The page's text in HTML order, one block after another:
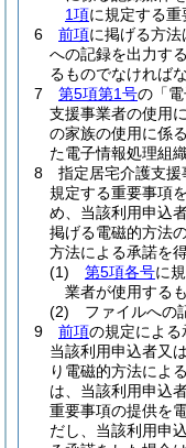
1項に規定する
6
前項に掲げる方
への記録を出力す
るものでなければ
7
第5項第1号の「
支援事業者の使用
の家族の使用に係
た電子情報処理組
8
指定居宅介護支援
規定する重要事項
め、当該利用申込
掲げる電磁的方法
方法による承諾を
(1)
第5項各号に
業者が使用する
(2)
ファイルへの
9
前項の規定による
当該利用申込者又
り電磁的方法によ
は、当該利用申込
重要事項の提供を
だし、当該利用申